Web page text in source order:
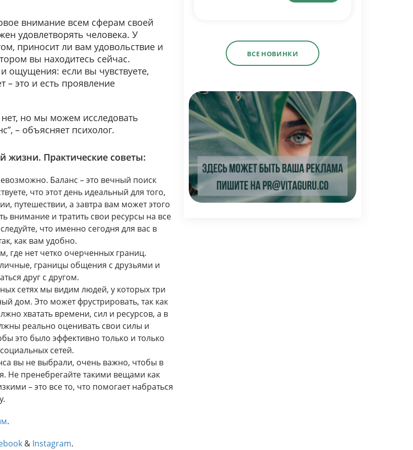
внимание всем сферам своей
удовлетворять человека. У
приносит ли вам удовольствие и
вы находитесь сейчас.
ощущения: если вы чувствуете,
– это и есть проявление
но мы можем исследовать
– объясняет психолог.
жизни. Практические советы:
Баланс – это вечный поиск
что этот день идеальный для того,
путешествии, а завтра вам может этого
внимание и тратить свои ресурсы на все
что именно сегодня для вас в
как вам удобно.
где нет четко очерченных границ.
границы общения с друзьями и
друг с другом.
сетях мы видим людей, у которых три
дом. Это может фрустрировать, так как
хватать времени, сил и ресурсов, а в
реально оценивать свои силы и
это было эффективно только и только
сетей.
вы не выбрали, очень важно, чтобы в
Не пренебрегайте такими вещами как
– это все то, что помогает набраться
.
& Instagram.
ВСЕ НОВИНКИ